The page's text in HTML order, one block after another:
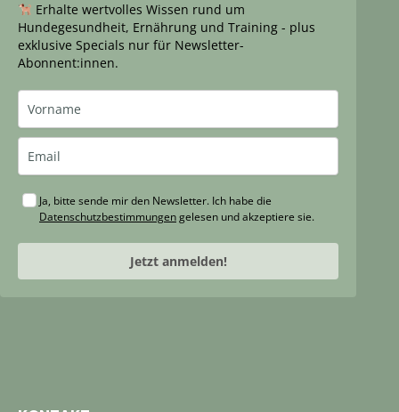
Erhalte wertvolles Wissen rund um
Hundegesundheit, Ernährung und Training - plus
exklusive Specials nur für Newsletter-
Abonnent:innen.
Ja, bitte sende mir den Newsletter. Ich habe die
Datenschutzbestimmungengelesen und akzeptiere sie.
Jetzt anmelden!